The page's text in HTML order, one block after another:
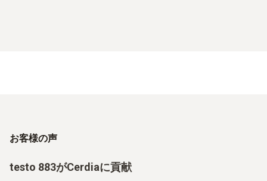
お客様の声
testo 883がCerdiaに貢献